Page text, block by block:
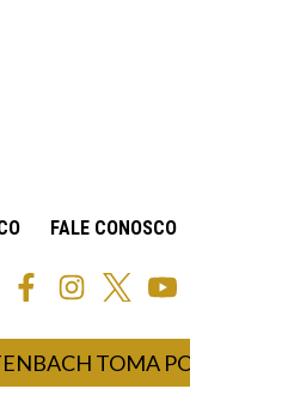
FALE CONOSCO
TOMA POSSE COMO